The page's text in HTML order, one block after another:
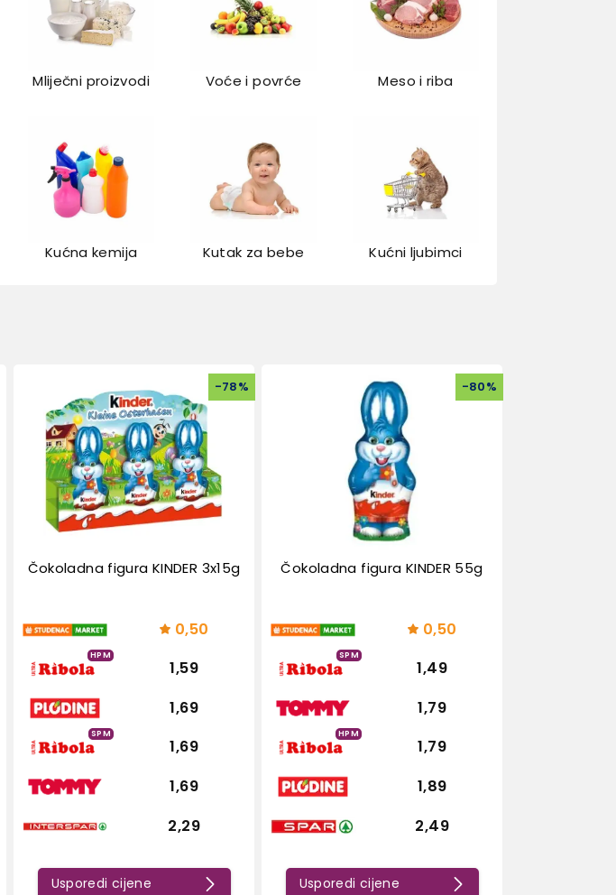
Mliječni proizvodi Voće i povrće Meso i riba
Kućna kemija Kutak za bebe Kućni ljubimci
-78%
Čokoladna figura KINDER 3x15g
0,50
HPM
1,59
1,69
SPM
1,69
1,69
2,29
Usporedi cijene
-80%
Čokoladna figura KINDER 55g
0,50
SPM
1,49
1,79
HPM
1,79
1,89
2,49
Usporedi cijene